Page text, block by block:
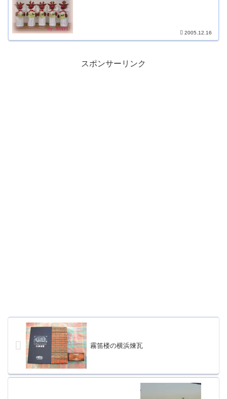
2005.12.16
スポンサーリンク
霧笛楼の横浜煉瓦